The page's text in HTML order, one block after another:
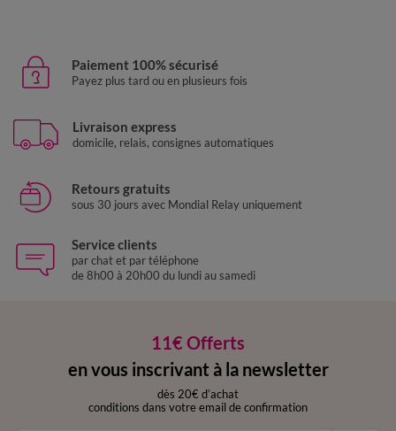
Paiement 100% sécurisé
Payez plus tard ou en plusieurs fois
Livraison express
domicile, relais, consignes automatiques
Retours gratuits
sous 30 jours avec Mondial Relay uniquement
Service clients
par chat et par téléphone
de 8h00 à 20h00 du lundi au samedi
11€ Offerts
en vous inscrivant à la newsletter
dès 20€ d’achat
conditions dans votre email de confirmation